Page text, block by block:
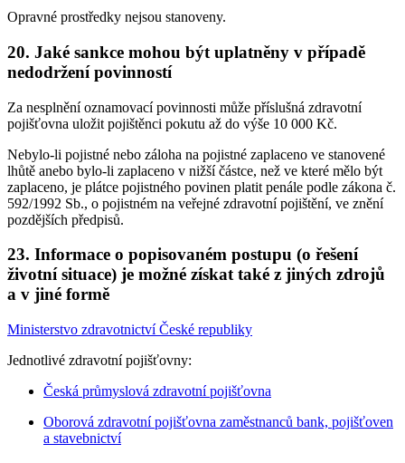
Opravné prostředky nejsou stanoveny.
20. Jaké sankce mohou být uplatněny v případě
nedodržení povinností
Za nesplnění oznamovací povinnosti může příslušná zdravotní
pojišťovna uložit pojištěnci pokutu až do výše 10 000 Kč.
Nebylo-li pojistné nebo záloha na pojistné zaplaceno ve stanovené
lhůtě anebo bylo-li zaplaceno v nižší částce, než ve které mělo být
zaplaceno, je plátce pojistného povinen platit penále podle zákona č.
592/1992 Sb., o pojistném na veřejné zdravotní pojištění, ve znění
pozdějších předpisů.
23. Informace o popisovaném postupu (o řešení
životní situace) je možné získat také z jiných zdrojů
a v jiné formě
Ministerstvo zdravotnictví České republiky
Jednotlivé zdravotní pojišťovny:
Česká průmyslová zdravotní pojišťovna
Oborová zdravotní pojišťovna zaměstnanců bank, pojišťoven
a stavebnictví